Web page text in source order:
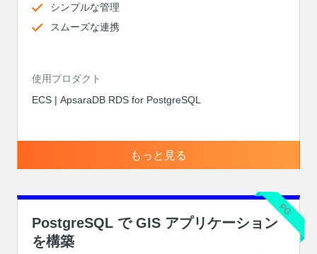
シンプルな管理
スムーズな連携
使用プロダクト
ECS | ApsaraDB RDS for PostgreSQL
もっと見る
PG
PostgreSQL で GIS アプリケーション
を構築